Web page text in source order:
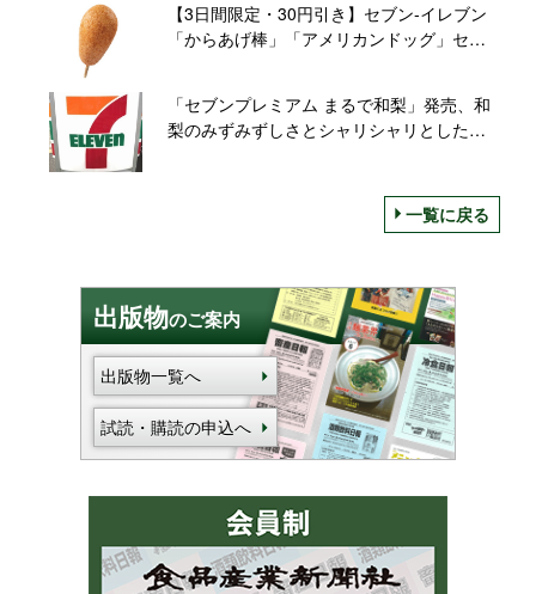
【3日間限定・30円引き】セブン‐イレブン
「からあげ棒」「アメリカンドッグ」セー
「セブンプレミアム まるで和梨」発売、和
梨のみずみずしさとシャリシャリとした食
一覧に戻る
出版物のご案内
出版物一覧へ
試読・購読の申込へ